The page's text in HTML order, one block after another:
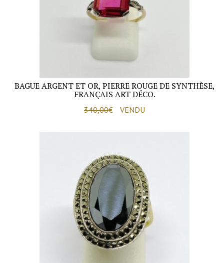
BAGUE ARGENT ET OR, PIERRE ROUGE DE SYNTHÈSE,
FRANÇAIS ART DÉCO.
340,00€ VENDU